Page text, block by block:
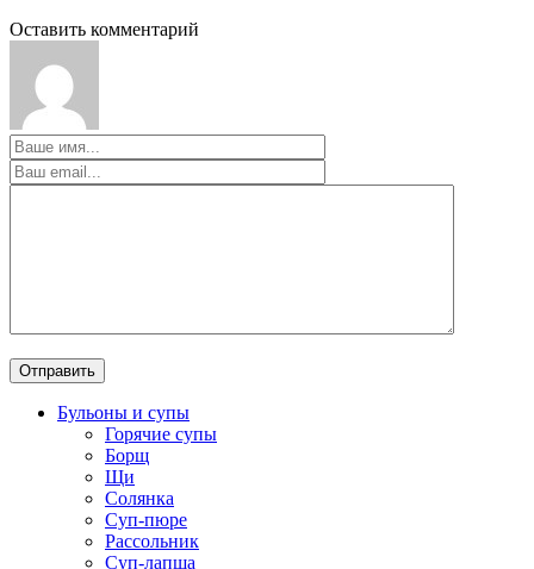
Оставить комментарий
Бульоны и супы
Горячие супы
Борщ
Щи
Солянка
Суп-пюре
Рассольник
Суп-лапша